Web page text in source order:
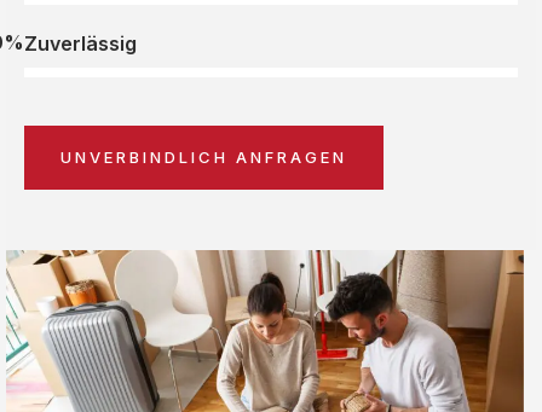
Zuverlässig
UNVERBINDLICH ANFRAGEN